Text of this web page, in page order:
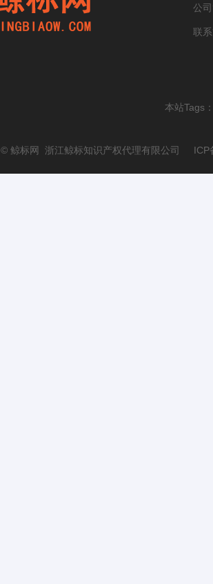
公
联
本站Tags
© 鲸标网 浙江鲸标知识产权代理有限公司 ICP